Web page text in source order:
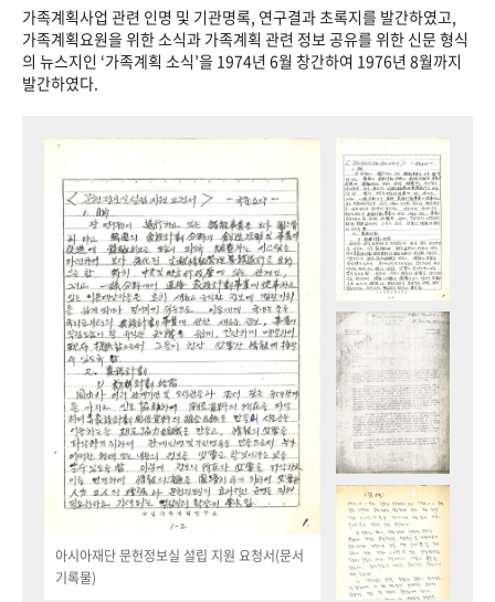
가족계획사업 관련 인명 및 기관명록, 연구결과 초록지를 발간하였고,
가족계획요원을 위한 소식과 가족계획 관련 정보 공유를 위한 신문 형식
의 뉴스지인 ‘가족계획 소식’을 1974년 6월 창간하여 1976년 8월까지
발간하였다.
아시아재단 문헌정보실 설립 지원 요청서(문서
기록물)